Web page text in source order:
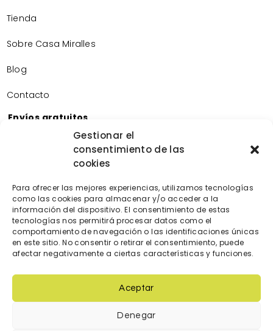
Gestionar el
consentimiento de las
cookies
Para ofrecer las mejores experiencias, utilizamos tecnologías
como las cookies para almacenar y/o acceder a la
información del dispositivo. El consentimiento de estas
tecnologías nos permitirá procesar datos como el
comportamiento de navegación o las identificaciones únicas
en este sitio. No consentir o retirar el consentimiento, puede
afectar negativamente a ciertas características y funciones.
Aceptar
Denegar
Tienda
Sobre Casa Miralles
Blog
Contacto
Envíos gratuitos
Envíos gratuitos por la compra de más de 60€.
Devoluciones gratuitas
Devoluciones gratuitas en nuestra tienda física.
Pago seguro
Tarjeta de crédito/débito.
Transferencia bancaria.
Bizum.